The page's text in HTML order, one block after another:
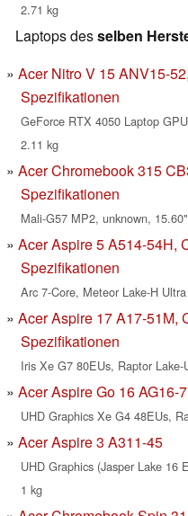
2.71 kg
Laptops desselben
Acer Nitro V 15 ANV15-
Spezifikationen
GeForce RTX 4050 Laptop
2.11 kg
Acer Chromebook 315
Spezifikationen
Mali-G57 MP2, unknown,
Acer Aspire 5 A514-54H,
Spezifikationen
Arc 7-Core, Meteor Lake-H
Acer Aspire 17 A17-51M,
Spezifikationen
Iris Xe G7 80EUs, Raptor
Acer Aspire Go 16 AG16-
UHD Graphics Xe G4 48EUs,
Acer Aspire 3 A311-45
UHD Graphics (Jasper Lake 16
1 kg